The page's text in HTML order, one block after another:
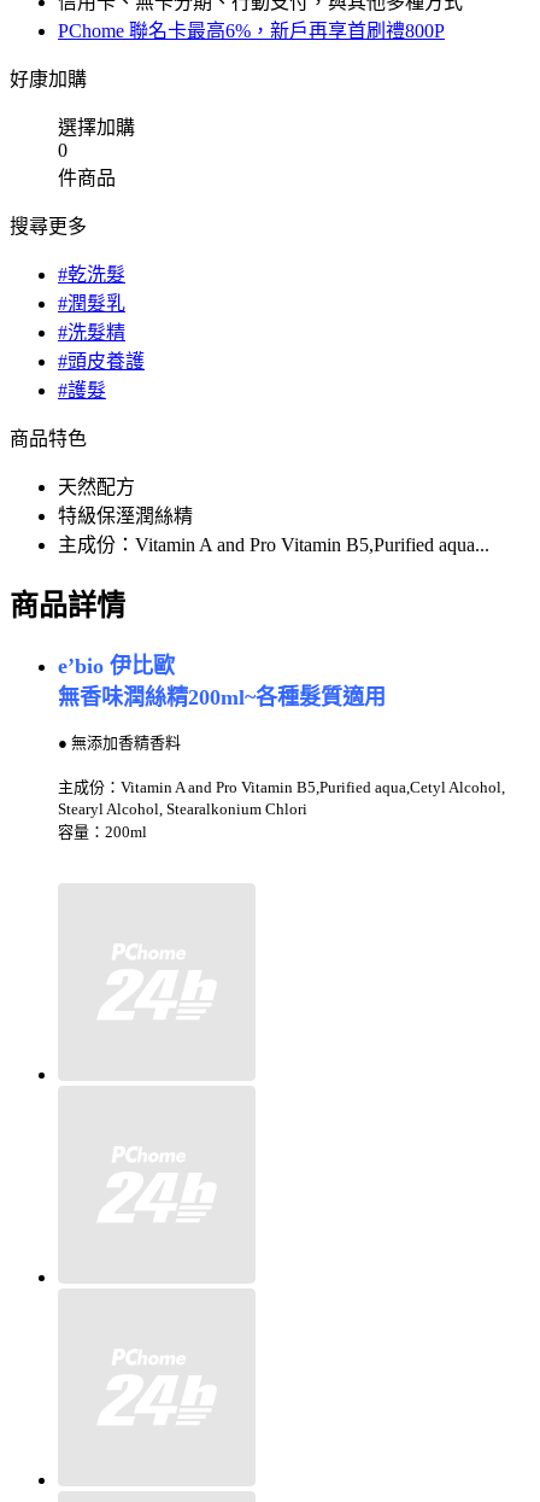
PChome 聯名卡最高6%，新戶再享首刷禮800P
好康加購
選擇加購
0
件商品
搜尋更多
#乾洗髮
#潤髮乳
#洗髮精
#頭皮養護
#護髮
商品特色
天然配方
特級保溼潤絲精
主成份：Vitamin A and Pro Vitamin B5,Purified aqua...
商品詳情
e’bio 伊比歐
無香味潤絲精200ml~各種髮質適用
● 無添加香精香料
主成份：Vitamin A and Pro Vitamin B5,Purified aqua,Cetyl Alcohol,
Stearyl Alcohol, Stearalkonium Chlori
容量：200ml